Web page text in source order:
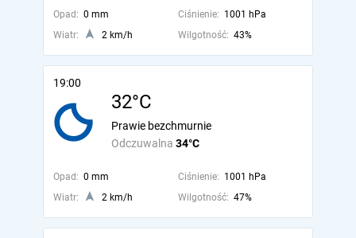
Opad: 0 mm Ciśnienie: 1001 hPa
Wiatr:
2 km/h Wilgotność: 43%
19:00
32°C
Odczuwalna 34°C
Prawie bezchmurnie
Opad: 0 mm Ciśnienie: 1001 hPa
Wiatr:
2 km/h Wilgotność: 47%